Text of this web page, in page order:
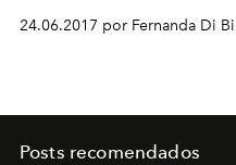
24.06.2017 por Fernanda Di
Posts recomendados